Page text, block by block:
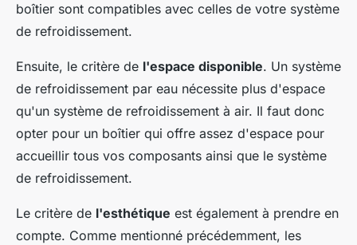
boîtier sont compatibles avec celles de votre système
de refroidissement.
Ensuite, le critère de l'espace disponible. Un système
de refroidissement par eau nécessite plus d'espace
qu'un système de refroidissement à air. Il faut donc
opter pour un boîtier qui offre assez d'espace pour
accueillir tous vos composants ainsi que le système
de refroidissement.
Le critère de l'esthétique est également à prendre en
compte. Comme mentionné précédemment, les